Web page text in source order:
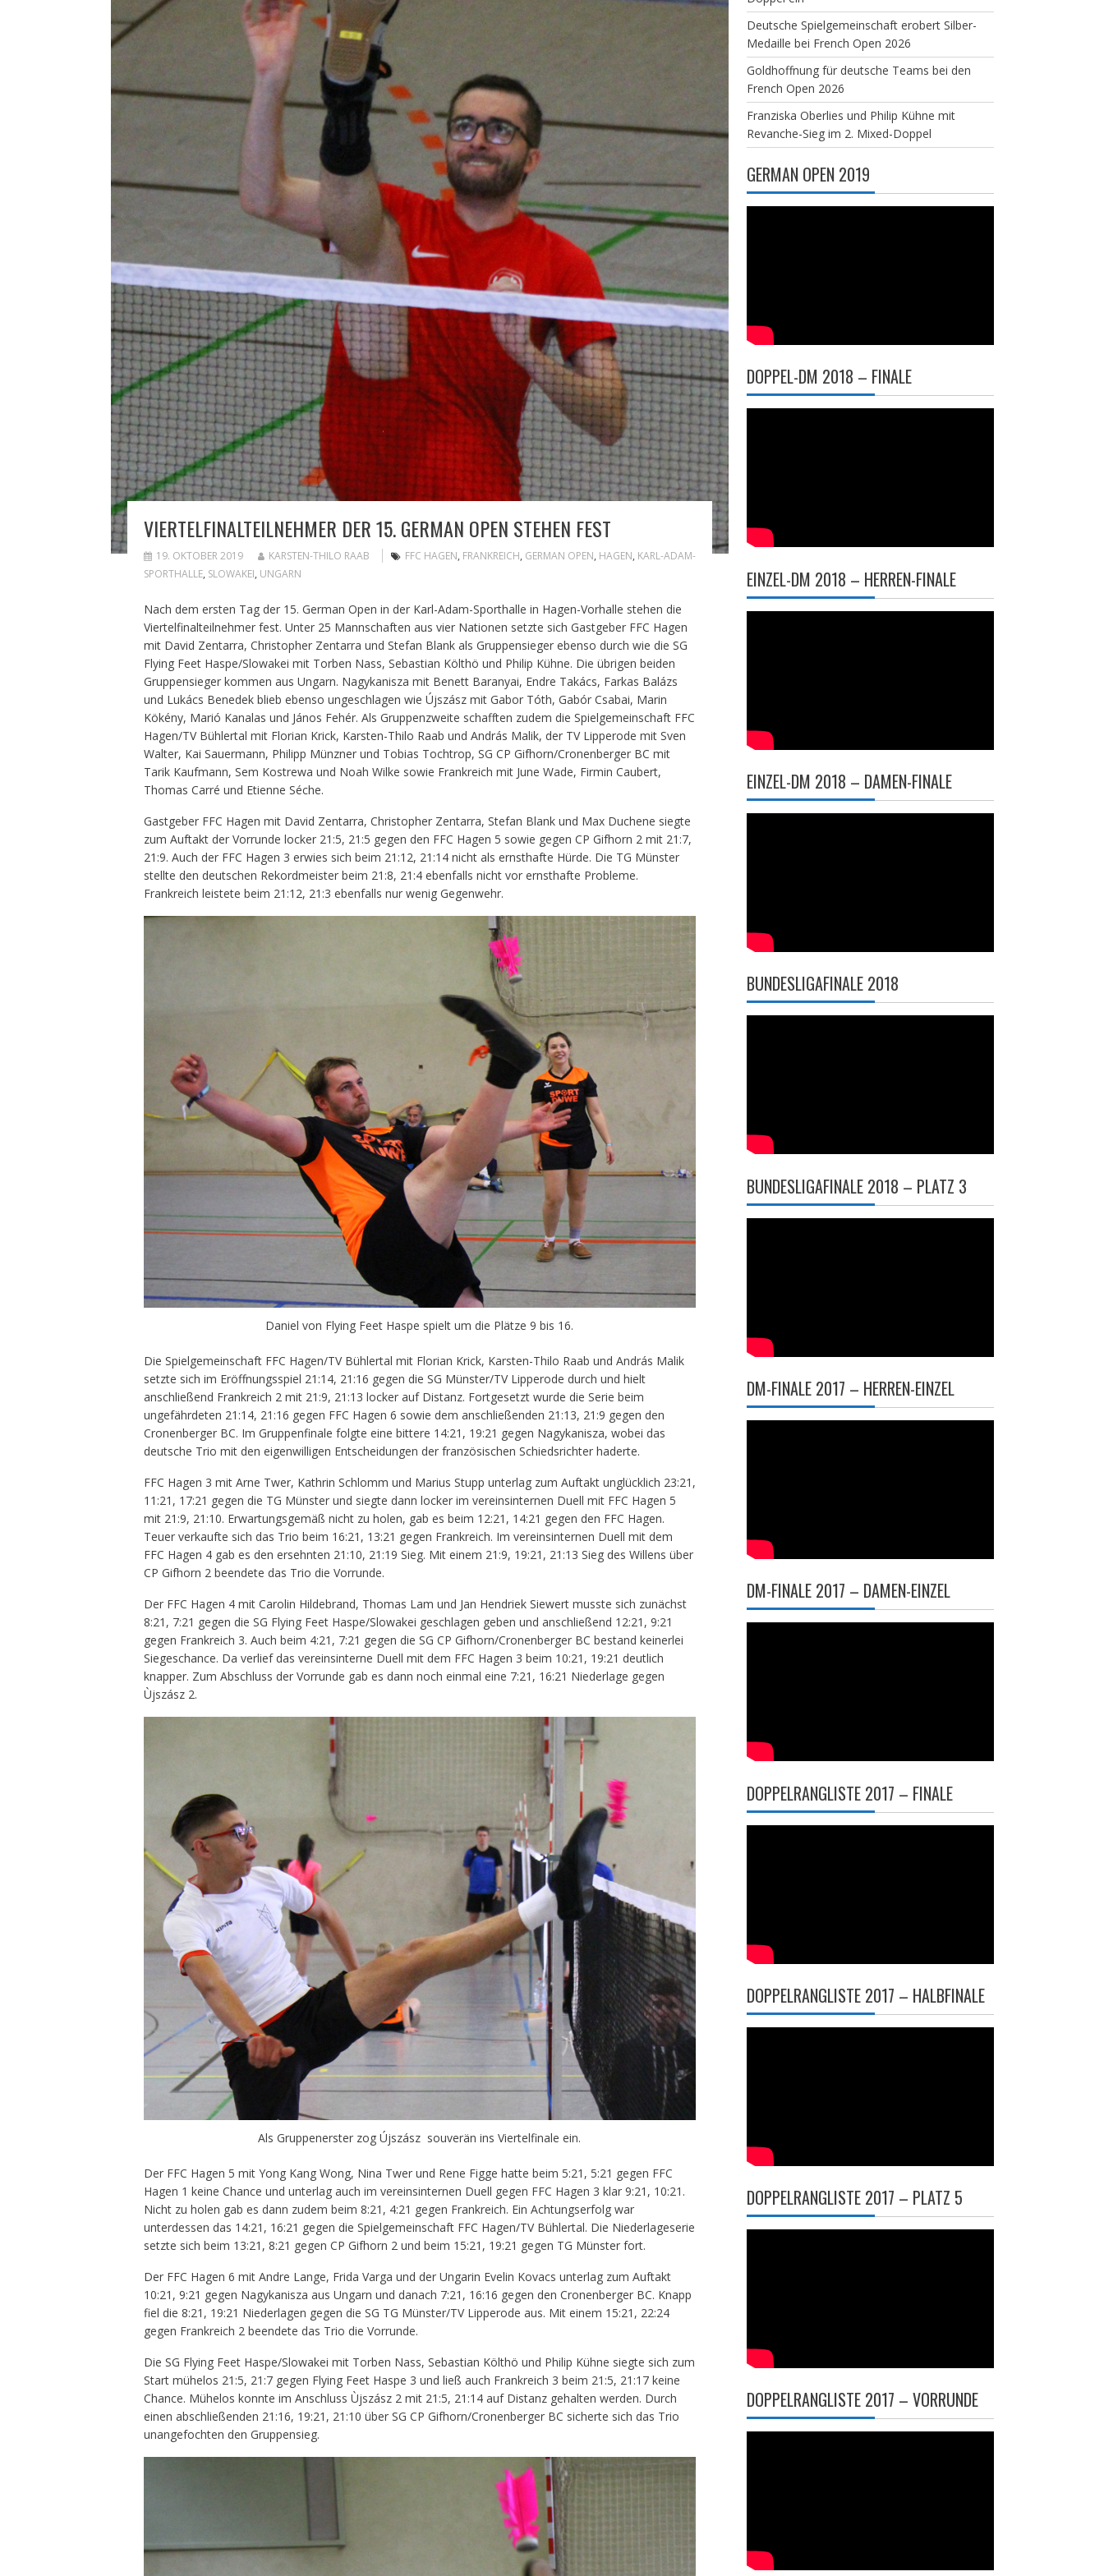
VIERTELFINALTEILNEHMER DER 15. GERMAN OPEN STEHEN FEST
19. OKTOBER 2019 KARSTEN-THILO RAAB FFC HAGEN, FRANKREICH, GERMAN OPEN, HAGEN, KARL-ADAM-
SPORTHALLE, SLOWAKEI, UNGARN
Nach dem ersten Tag der 15. German Open in der Karl-Adam-Sporthalle in Hagen-Vorhalle stehen die
Viertelfinalteilnehmer fest. Unter 25 Mannschaften aus vier Nationen setzte sich Gastgeber FFC Hagen
mit David Zentarra, Christopher Zentarra und Stefan Blank als Gruppensieger ebenso durch wie die SG
Flying Feet Haspe/Slowakei mit Torben Nass, Sebastian Költhö und Philip Kühne. Die übrigen beiden
Gruppensieger kommen aus Ungarn. Nagykanisza mit Benett Baranyai, Endre Takács, Farkas Balázs
und Lukács Benedek blieb ebenso ungeschlagen wie Újszász mit Gabor Tóth, Gabór Csabai, Marin
Kökény, Marió Kanalas und János Fehér. Als Gruppenzweite schafften zudem die Spielgemeinschaft FFC
Hagen/TV Bühlertal mit Florian Krick, Karsten-Thilo Raab und András Malik, der TV Lipperode mit Sven
Walter, Kai Sauermann, Philipp Münzner und Tobias Tochtrop, SG CP Gifhorn/Cronenberger BC mit
Tarik Kaufmann, Sem Kostrewa und Noah Wilke sowie Frankreich mit June Wade, Firmin Caubert,
Thomas Carré und Etienne Séche.
Gastgeber FFC Hagen mit David Zentarra, Christopher Zentarra, Stefan Blank und Max Duchene siegte
zum Auftakt der Vorrunde locker 21:5, 21:5 gegen den FFC Hagen 5 sowie gegen CP Gifhorn 2 mit 21:7,
21:9. Auch der FFC Hagen 3 erwies sich beim 21:12, 21:14 nicht als ernsthafte Hürde. Die TG Münster
stellte den deutschen Rekordmeister beim 21:8, 21:4 ebenfalls nicht vor ernsthafte Probleme.
Frankreich leistete beim 21:12, 21:3 ebenfalls nur wenig Gegenwehr.
Daniel von Flying Feet Haspe spielt um die Plätze 9 bis 16.
Die Spielgemeinschaft FFC Hagen/TV Bühlertal mit Florian Krick, Karsten-Thilo Raab und András Malik
setzte sich im Eröffnungsspiel 21:14, 21:16 gegen die SG Münster/TV Lipperode durch und hielt
anschließend Frankreich 2 mit 21:9, 21:13 locker auf Distanz. Fortgesetzt wurde die Serie beim
ungefährdeten 21:14, 21:16 gegen FFC Hagen 6 sowie dem anschließenden 21:13, 21:9 gegen den
Cronenberger BC. Im Gruppenfinale folgte eine bittere 14:21, 19:21 gegen Nagykanisza, wobei das
deutsche Trio mit den eigenwilligen Entscheidungen der französischen Schiedsrichter haderte.
FFC Hagen 3 mit Arne Twer, Kathrin Schlomm und Marius Stupp unterlag zum Auftakt unglücklich 23:21,
11:21, 17:21 gegen die TG Münster und siegte dann locker im vereinsinternen Duell mit FFC Hagen 5
mit 21:9, 21:10. Erwartungsgemäß nicht zu holen, gab es beim 12:21, 14:21 gegen den FFC Hagen.
Teuer verkaufte sich das Trio beim 16:21, 13:21 gegen Frankreich. Im vereinsinternen Duell mit dem
FFC Hagen 4 gab es den ersehnten 21:10, 21:19 Sieg. Mit einem 21:9, 19:21, 21:13 Sieg des Willens über
CP Gifhorn 2 beendete das Trio die Vorrunde.
Der FFC Hagen 4 mit Carolin Hildebrand, Thomas Lam und Jan Hendriek Siewert musste sich zunächst
8:21, 7:21 gegen die SG Flying Feet Haspe/Slowakei geschlagen geben und anschließend 12:21, 9:21
gegen Frankreich 3. Auch beim 4:21, 7:21 gegen die SG CP Gifhorn/Cronenberger BC bestand keinerlei
Siegeschance. Da verlief das vereinsinterne Duell mit dem FFC Hagen 3 beim 10:21, 19:21 deutlich
knapper. Zum Abschluss der Vorrunde gab es dann noch einmal eine 7:21, 16:21 Niederlage gegen
Ùjszász 2.
Als Gruppenerster zog Újszász souverän ins Viertelfinale ein.
Der FFC Hagen 5 mit Yong Kang Wong, Nina Twer und Rene Figge hatte beim 5:21, 5:21 gegen FFC
Hagen 1 keine Chance und unterlag auch im vereinsinternen Duell gegen FFC Hagen 3 klar 9:21, 10:21.
Nicht zu holen gab es dann zudem beim 8:21, 4:21 gegen Frankreich. Ein Achtungserfolg war
unterdessen das 14:21, 16:21 gegen die Spielgemeinschaft FFC Hagen/TV Bühlertal. Die Niederlageserie
setzte sich beim 13:21, 8:21 gegen CP Gifhorn 2 und beim 15:21, 19:21 gegen TG Münster fort.
Der FFC Hagen 6 mit Andre Lange, Frida Varga und der Ungarin Evelin Kovacs unterlag zum Auftakt
10:21, 9:21 gegen Nagykanisza aus Ungarn und danach 7:21, 16:16 gegen den Cronenberger BC. Knapp
fiel die 8:21, 19:21 Niederlagen gegen die SG TG Münster/TV Lipperode aus. Mit einem 15:21, 22:24
gegen Frankreich 2 beendete das Trio die Vorrunde.
Die SG Flying Feet Haspe/Slowakei mit Torben Nass, Sebastian Költhö und Philip Kühne siegte sich zum
Start mühelos 21:5, 21:7 gegen Flying Feet Haspe 3 und ließ auch Frankreich 3 beim 21:5, 21:17 keine
Chance. Mühelos konnte im Anschluss Ùjszász 2 mit 21:5, 21:14 auf Distanz gehalten werden. Durch
einen abschließenden 21:16, 19:21, 21:10 über SG CP Gifhorn/Cronenberger BC sicherte sich das Trio
unangefochten den Gruppensieg.
Deutsche Spielgemeinschaft erobert Silber-
Medaille bei French Open 2026
Goldhoffnung für deutsche Teams bei den
French Open 2026
Franziska Oberlies und Philip Kühne mit
Revanche-Sieg im 2. Mixed-Doppel
GERMAN OPEN 2019
DOPPEL-DM 2018 – FINALE
EINZEL-DM 2018 – HERREN-FINALE
EINZEL-DM 2018 – DAMEN-FINALE
BUNDESLIGAFINALE 2018
BUNDESLIGAFINALE 2018 – PLATZ 3
DM-FINALE 2017 – HERREN-EINZEL
DM-FINALE 2017 – DAMEN-EINZEL
DOPPELRANGLISTE 2017 – FINALE
DOPPELRANGLISTE 2017 – HALBFINALE
DOPPELRANGLISTE 2017 – PLATZ 5
DOPPELRANGLISTE 2017 – VORRUNDE